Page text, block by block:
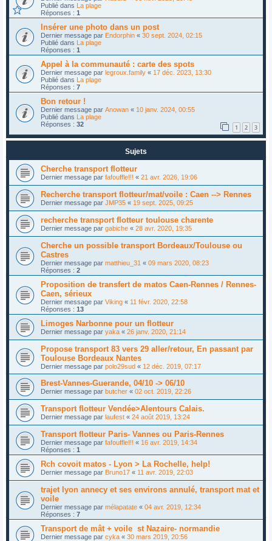
Publié dans La plage
Réponses : 1
Insérer une photo dans un post
Dernier message par Endorphin « 30 sept. 2024, 02:15
Publié dans La plage
Réponses : 1
Appel à la communauté : carte des spots
Dernier message par legroux.family « 17 déc. 2023, 13:30
Publié dans La plage
Réponses : 7
Bon retour !
Dernier message par Anowan « 10 janv. 2024, 00:55
Publié dans La plage
Réponses : 32 1 2 3
Sujets
Cherche transport flotteur
Dernier message par fafouffle!!! « 21 avr. 2026, 19:06
Recherche transport flotteur/mat/voile : Caen --> Rennes
Dernier message par JMP35 « 19 sept. 2025, 09:25
recherche transport flotteur toulouse charente
Dernier message par gabiche « 28 avr. 2020, 19:35
Cherche un possible transport Bordeaux/Toulouse ou
Castres
Dernier message par matthieu_31 « 09 mars 2020, 08:23
Réponses : 2
Proposition de transfert de matos Caen-Rennes / Rennes-
Caen, sérieux
Dernier message par Viking « 11 févr. 2020, 22:58
Réponses : 13
Limoges Narbonne pour un flotteur
Dernier message par yaka « 26 janv. 2020, 21:14
Propose transport 83 vers 29 aller/retour, En passant par
Toulouse Bordeaux Nantes
Dernier message par polo29sud « 12 déc. 2019, 07:17
Brest-Vannes-Guerande, 04/10 -> 06/10
Dernier message par butcher « 02 oct. 2019, 22:26
Transport flotteur Vendée>Alentours Calais.
Dernier message par laufest « 24 août 2019, 13:24
Transport flotteur Paris- Vannes ou Paris-Rennes
Dernier message par fafouffle!!! « 16 avr. 2019, 14:34
Réponses : 1
Rch covoit matos - Lyon > La Rochelle, help!
Dernier message par Bruno17 « 11 avr. 2019, 22:03
trajet lyon annecy et ses environs annulé, transport mat et
voile
Dernier message par mélapatate « 04 avr. 2019, 12:34
Réponses : 7
Transport de mât + voile st Nazaire- normandie
Dernier message par cyka « 30 mars 2019, 20:56